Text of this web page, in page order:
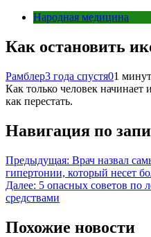
Народная медицина
Как остановить
Рамблер3 года спустя01
Как только человек
как перестать.
Навигация по
Предыдущая: Врач назвал
гипертонии, который несет
Далее: 5 опасных советов по
средствами
Похожие новости